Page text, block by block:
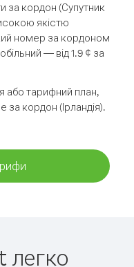
за кордон (Супутник
якістю
номер за кордоном
— від 1.9 ¢ за
або тарифний план,
кордон (Ірландія).
легко